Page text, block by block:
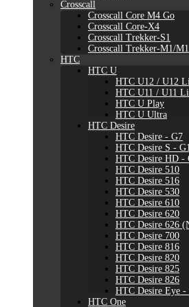
Crosscall
Crosscall Core M4 Go
Crosscall Core-X4
Crosscall Trekker-S1
Crosscall Trekker-M1/M1
HTC
HTC U
HTC U12 / U12
HTC U11 / U11
HTC U Play
HTC U Ultra
HTC Desire
HTC Desire - G7
HTC Desire S -
HTC Desire HD -
HTC Desire 510
HTC Desire 516
HTC Desire 530
HTC Desire 610
HTC Desire 620
HTC Desire 626
HTC Desire 700
HTC Desire 816
HTC Desire 820
HTC Desire 825
HTC Desire 826
HTC Desire Eye
HTC One